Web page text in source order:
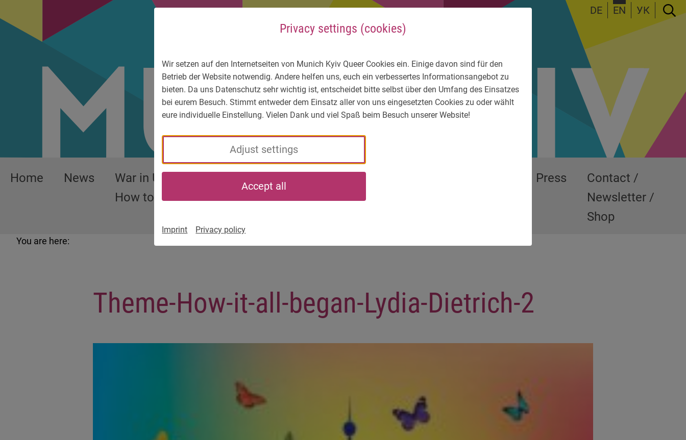
Privacy settings (cookies)
Wir setzen auf den Internetseiten von Munich Kyiv Queer Cookies ein. Einige davon sind für den
Betrieb der Website notwendig. Andere helfen uns, euch ein verbessertes Informationsangebot zu
bieten. Da uns Datenschutz sehr wichtig ist, entscheidet bitte selbst über den Umfang des Einsatzes
bei eurem Besuch. Stimmt entweder dem Einsatz aller von uns eingesetzten Cookies zu oder wählt
eure individuelle Einstellung. Vielen Dank und viel Spaß beim Besuch unserer Website!
Adjust settings
Accept all
Imprint Privacy policy
To language menu
To service information DE EN УК
Home News
War in Ukraine –
How to help
the situation?
Who
we
Press
Contact /
Newsletter /
Shop
You are here:
Theme-How-it-all-began-Lydia-Dietrich-2